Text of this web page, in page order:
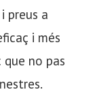
preus a
i més
no pas